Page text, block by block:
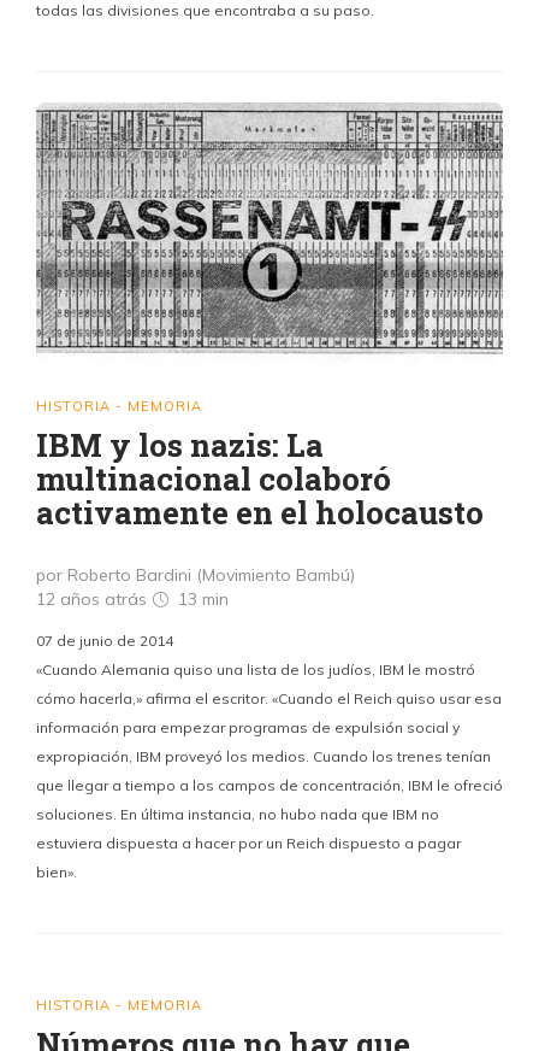
todas las divisiones que encontraba a su paso.
HISTORIA - MEMORIA
IBM y los nazis: La
multinacional colaboró
activamente en el holocausto
por Roberto Bardini (Movimiento Bambú)
12 años atrás
13 min
07 de junio de 2014
«Cuando Alemania quiso una lista de los judíos, IBM le mostró
cómo hacerla,» afirma el escritor. «Cuando el Reich quiso usar esa
información para empezar programas de expulsión social y
expropiación, IBM proveyó los medios. Cuando los trenes tenían
que llegar a tiempo a los campos de concentración, IBM le ofreció
soluciones. En última instancia, no hubo nada que IBM no
estuviera dispuesta a hacer por un Reich dispuesto a pagar
bien».
HISTORIA - MEMORIA